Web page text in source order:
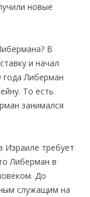
новые
В
и начал
года Либерман
То есть
занимался
Израиле требует
Либерман в
До
служащим на